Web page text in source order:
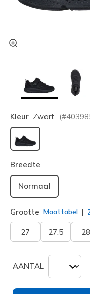
Kleur Zwart (#
geselecteerd
Breedte
Normaal
Grootte Maattabel
27 27.5 28
AANTAL